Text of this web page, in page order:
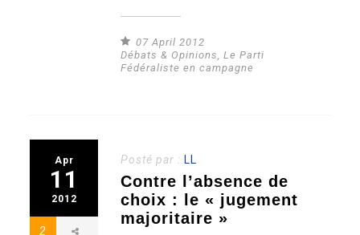
07 April 2012
Débats & Opinions ,Le Parti
Fédéraliste en campagne
Apr
11
2012
2
Posté par : LL
Contre l’absence de
choix : le « jugement
majoritaire »